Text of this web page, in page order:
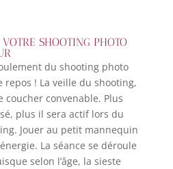
SHOOTING PHOTO
du shooting photo
! La veille du shooting,
coucher convenable. Plus
plus il sera actif lors du
Jouer au petit mannequin
La séance se déroule
selon l’âge, la sieste